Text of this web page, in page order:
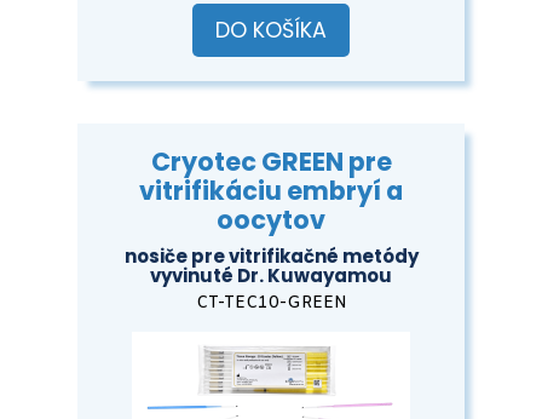
DO KOŠÍKA
Cryotec GREEN pre
vitrifikáciu embryí a
oocytov
nosiče pre vitrifikačné metódy
vyvinuté Dr. Kuwayamou
CT-TEC10-GREEN